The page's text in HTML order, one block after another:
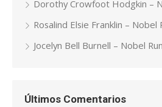
Dorothy Crowfoot Hodgkin –
Rosalind Elsie Franklin – Nobel
Jocelyn Bell Burnell – Nobel
Últimos Comentarios